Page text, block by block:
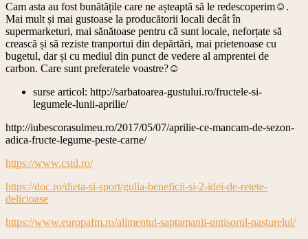
Cam asta au fost bunătățile care ne așteaptă să le redescoperim☺️.
Mai mult și mai gustoase la producătorii locali decât în
supermarketuri, mai sănătoase pentru că sunt locale, neforțate să
crească și să reziste tranportui din depărtări, mai prietenoase cu
bugetul, dar și cu mediul din punct de vedere al amprentei de
carbon. Care sunt preferatele voastre?☺️
surse articol: http://sarbatoarea-gustului.ro/fructele-si-
legumele-lunii-aprilie/
http://iubescorasulmeu.ro/2017/05/07/aprilie-ce-mancam-de-sezon-
adica-fructe-legume-peste-carne/
https://www.csid.ro/
https://doc.ro/dieta-si-sport/gulia-beneficii-si-2-idei-de-retete-
delicioase
https://www.europafm.ro/alimentul-saptamanii-untisorul-nasturelul/